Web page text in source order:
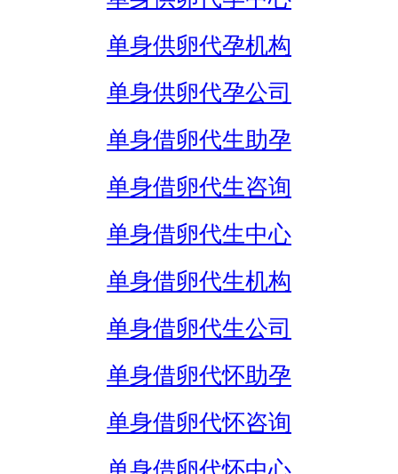
单身供卵代孕机构
单身供卵代孕公司
单身借卵代生助孕
单身借卵代生咨询
单身借卵代生中心
单身借卵代生机构
单身借卵代生公司
单身借卵代怀助孕
单身借卵代怀咨询